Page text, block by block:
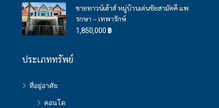
ขายทาวน์เฮ้าส์ หมู่บ้านเด่นชัยสามัคคี แพ
รกษา – เทพารักษ์
1,850,000 ฿
ประเภททรัพย์
ที่อยู่อาศัย
คอนโด